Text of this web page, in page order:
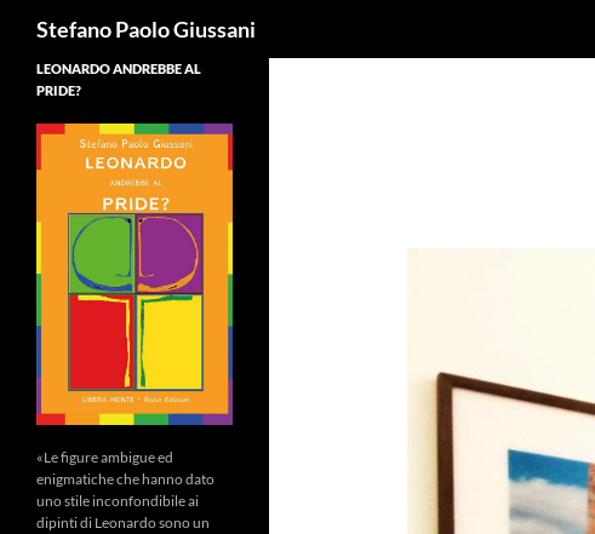
Stefano Paolo Giussani
LEONARDO ANDREBBE AL
PRIDE?
«Le figure ambigue ed
enigmatiche che hanno dato
uno stile inconfondibile ai
dipinti di Leonardo sono un